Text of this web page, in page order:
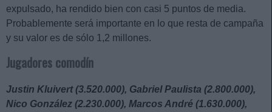
expulsado, ha rendido bien con casi 5 puntos de media.
Probablemente será importante en lo que resta de campaña
y su valor es de sólo 1,2 millones.
Jugadores comodín
Justin Kluivert (3.520.000), Gabriel Paulista (2.800.000),
Nico González (2.230.000), Marcos André (1.630.000),